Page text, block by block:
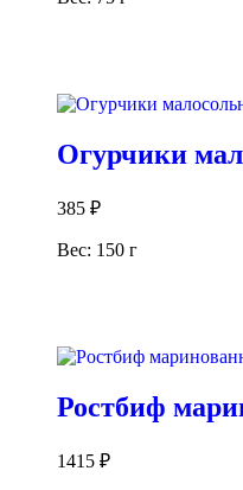
Огурчики
385 ₽
Вес: 150 г
Ростбиф
1415 ₽